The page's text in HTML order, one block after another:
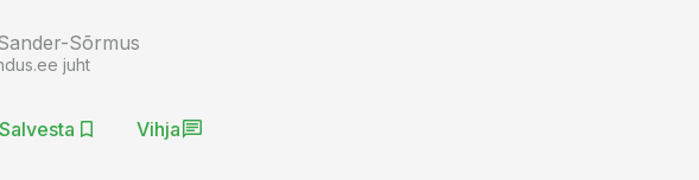
Sõrmus
juht
Salvesta Vihja